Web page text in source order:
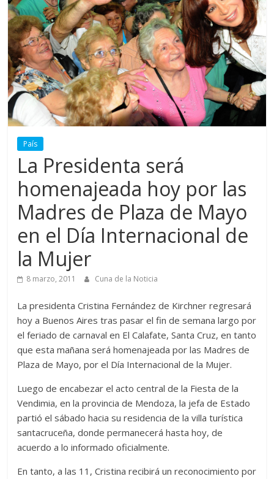
País
La Presidenta será
homenajeada hoy por las
Madres de Plaza de Mayo
en el Día Internacional de
la Mujer
8 marzo, 2011 Cuna de la Noticia
La presidenta Cristina Fernández de Kirchner regresará
hoy a Buenos Aires tras pasar el fin de semana largo por
el feriado de carnaval en El Calafate, Santa Cruz, en tanto
que esta mañana será homenajeada por las Madres de
Plaza de Mayo, por el Día Internacional de la Mujer.
Luego de encabezar el acto central de la Fiesta de la
Vendimia, en la provincia de Mendoza, la jefa de Estado
partió el sábado hacia su residencia de la villa turística
santacruceña, donde permanecerá hasta hoy, de
acuerdo a lo informado oficialmente.
En tanto, a las 11, Cristina recibirá un reconocimiento por